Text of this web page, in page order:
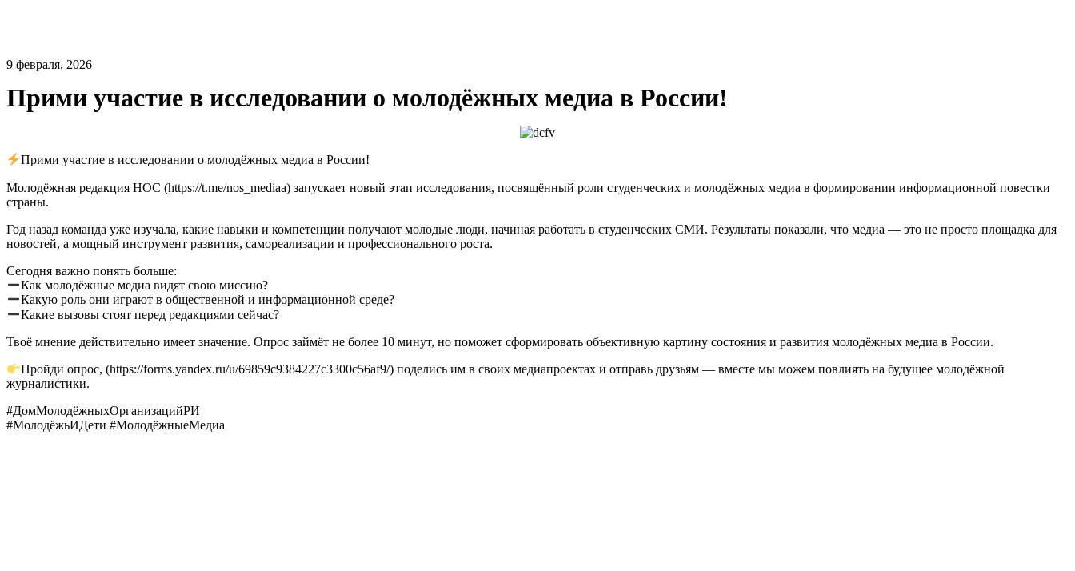
9 февраля, 2026
Прими участие в исследовании о молодёжных медиа в России!
Прими участие в исследовании о молодёжных медиа в России!
Молодёжная редакция НОС (https://t.me/nos_mediaa) запускает новый этап исследования, посвящённый роли студенческих и молодёжных медиа в формировании информационной повестки
страны.
Год назад команда уже изучала, какие навыки и компетенции получают молодые люди, начиная работать в студенческих СМИ. Результаты показали, что медиа — это не просто площадка для
новостей, а мощный инструмент развития, самореализации и профессионального роста.
Сегодня важно понять больше:
Как молодёжные медиа видят свою миссию?
Какую роль они играют в общественной и информационной среде?
Какие вызовы стоят перед редакциями сейчас?
Твоё мнение действительно имеет значение. Опрос займёт не более 10 минут, но поможет сформировать объективную картину состояния и развития молодёжных медиа в России.
Пройди опрос, (https://forms.yandex.ru/u/69859c9384227c3300c56af9/) поделись им в своих медиапроектах и отправь друзьям — вместе мы можем повлиять на будущее молодёжной
журналистики.
#ДомМолодёжныхОрганизацийРИ
#МолодёжьИДети #МолодёжныеМедиа